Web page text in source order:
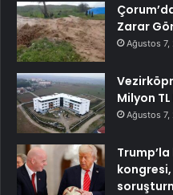
Zarar
Ağustos 7,
Milyon
Ağustos 7,
Trump’la
kongresi,